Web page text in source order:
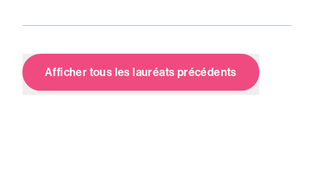
Afficher tous les lauréats précédents